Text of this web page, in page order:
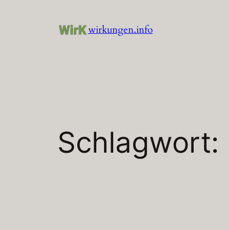
wirkungen.info
Schlagwort: